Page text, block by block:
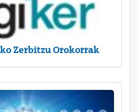
Zerbitzu Orokorrak